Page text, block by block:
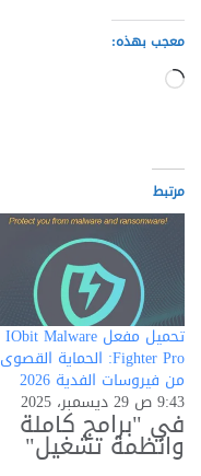
معجب بهذه:
جاري
مرتبط
تحميل مفعل IObit Malware
Fighter Pro: الحماية القصوى
من فيروسات الفدية 2026
9:43 ص 29 ديسمبر، 2025
في "برامج كاملة
وانظمة تشغيل"